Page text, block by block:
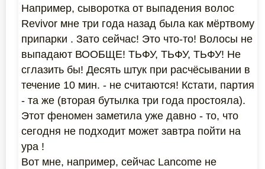
Например, сыворотка от выпадения волос
Revivor мне три года назад была как мёртвому
припарки . Зато сейчас! Это что-то! Волосы не
выпадают ВООБЩЕ! ТЬФУ, ТЬФУ, ТЬФУ! Не
сглазить бы! Десять штук при расчёсывании в
течение 10 мин. - не считаются! Кстати, партия
- та же (вторая бутылка три года простояла).
Этот феномен заметила уже давно - то, что
сегодня не подходит может завтра пойти на
ура !
Вот мне, например, сейчас Lancome не